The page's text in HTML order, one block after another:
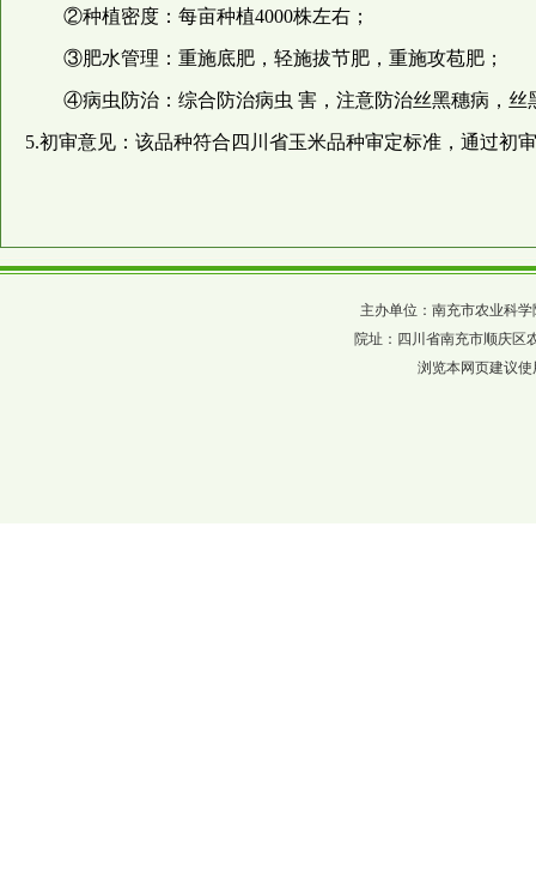
②种植密度：每亩种植4000株左右；
③肥水管理：重施底肥，轻施拔节肥，重施攻苞肥；
④病虫防治：综合防治病虫 害，注意防治丝黑穗病，丝
5.初审意见：该品种符合四川省玉米品种审定标准，通过初
主办单位：南充市农业科
院址：四川省南充市顺庆
浏览本网页建议